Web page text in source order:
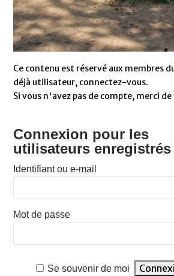
Ce contenu est réservé aux membres
déjà utilisateur, connectez-vous.
Si vous n'avez pas de compte, merci
Connexion pour les
utilisateurs enregistrés
Identifiant ou e-mail
Mot de passe
Se souvenir de moi